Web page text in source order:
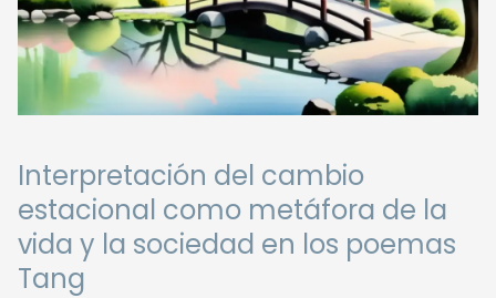
Interpretación del cambio
estacional como metáfora de la
vida y la sociedad en los poemas
Tang